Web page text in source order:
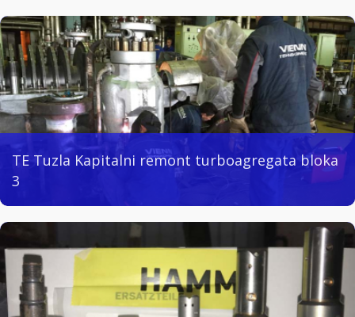
TE Tuzla Kapitalni remont turboagregata bloka
3